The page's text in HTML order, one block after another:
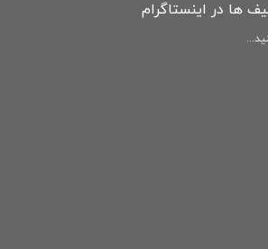
ها در اینستاگرام